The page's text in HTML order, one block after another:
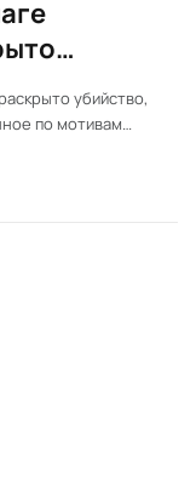
по
из
детали
убийство,
по мотивам
шесть лет.